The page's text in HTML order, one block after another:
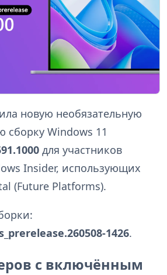
новую необязательную
сборку Windows 11
для участников
Insider, использующих
(Future Platforms).
1426.
с включённым